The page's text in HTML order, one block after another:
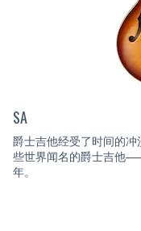
SA
爵士吉他经受了时间的
些世界闻名的爵士吉他
年。